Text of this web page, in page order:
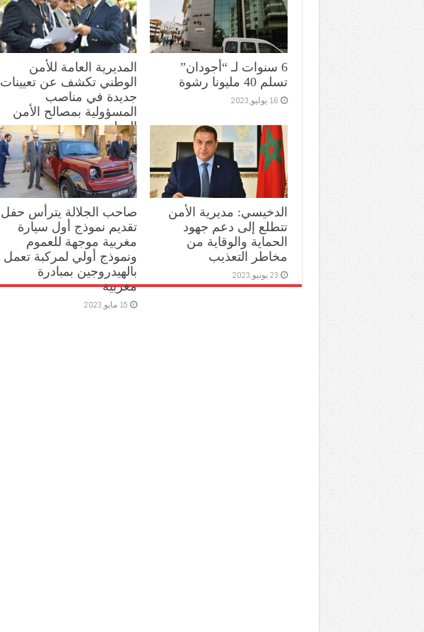
6 سنوات لـ “أجودان”
تسلم 40 مليونا رشوة
16 يوليو,2023
المديرية العامة للأمن
الوطني تكشف عن تعيينات
جديدة في مناصب
المسؤولية بمصالح الأمن
الوطني
10 يوليو,2023
الدخيسي: مديرية الأمن
تتطلع إلى دعم جهود
الحماية والوقاية من
مخاطر التعذيب
23 يونيو,2023
صاحب الجلالة يترأس حفل
تقديم نموذج أول سيارة
مغربية موجهة للعموم
ونموذج أولي لمركبة تعمل
بالهيدروجين بمبادرة
مغربية
15 مايو,2023